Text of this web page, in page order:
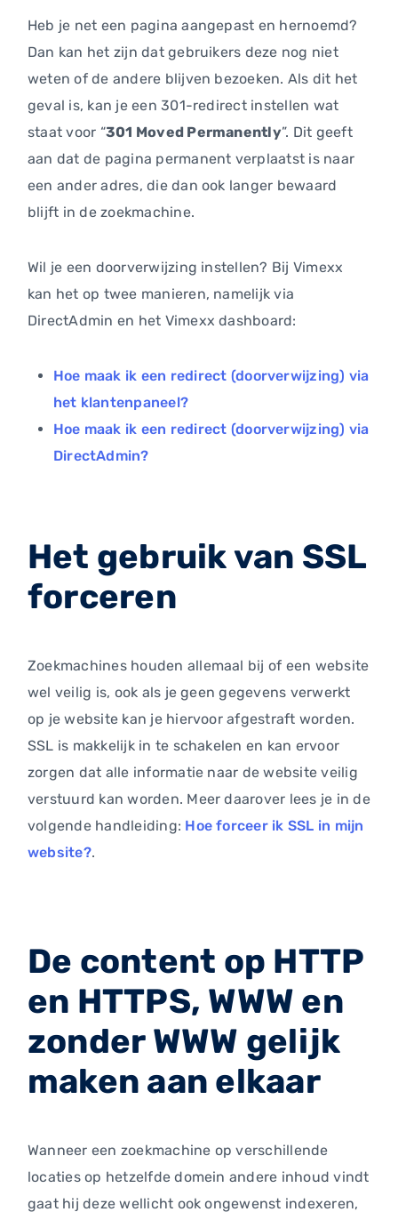
Heb je net een pagina aangepast en hernoemd?
Dan kan het zijn dat gebruikers deze nog niet
weten of de andere blijven bezoeken. Als dit het
geval is, kan je een 301-redirect instellen wat
staat voor “301 Moved Permanently”. Dit geeft
aan dat de pagina permanent verplaatst is naar
een ander adres, die dan ook langer bewaard
blijft in de zoekmachine.
Wil je een doorverwijzing instellen? Bij Vimexx
kan het op twee manieren, namelijk via
DirectAdmin en het Vimexx dashboard:
Hoe maak ik een redirect (doorverwijzing) via
het klantenpaneel?
Hoe maak ik een redirect (doorverwijzing) via
DirectAdmin?
Het gebruik van SSL
forceren
Zoekmachines houden allemaal bij of een website
wel veilig is, ook als je geen gegevens verwerkt
op je website kan je hiervoor afgestraft worden.
SSL is makkelijk in te schakelen en kan ervoor
zorgen dat alle informatie naar de website veilig
verstuurd kan worden. Meer daarover lees je in de
volgende handleiding: Hoe forceer ik SSL in mijn
website?.
De content op HTTP
en HTTPS, WWW en
zonder WWW gelijk
maken aan elkaar
Wanneer een zoekmachine op verschillende
locaties op hetzelfde domein andere inhoud vindt
gaat hij deze wellicht ook ongewenst indexeren,